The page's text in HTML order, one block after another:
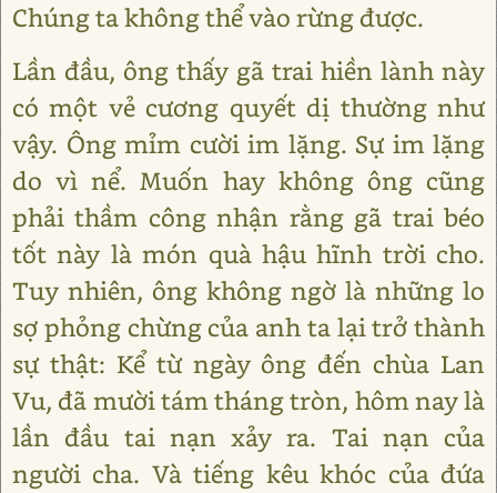
Chúng ta không thể vào rừng được.
Lần đầu, ông thấy gã trai hiền lành này
có một vẻ cương quyết dị thường như
vậy. Ông mỉm cười im lặng. Sự im lặng
do vì nể. Muốn hay không ông cũng
phải thầm công nhận rằng gã trai béo
tốt này là món quà hậu hĩnh trời cho.
Tuy nhiên, ông không ngờ là những lo
sợ phỏng chừng của anh ta lại trở thành
sự thật: Kể từ ngày ông đến chùa Lan
Vu, đã mười tám tháng tròn, hôm nay là
lần đầu tai nạn xảy ra. Tai nạn của
người cha. Và tiếng kêu khóc của đứa